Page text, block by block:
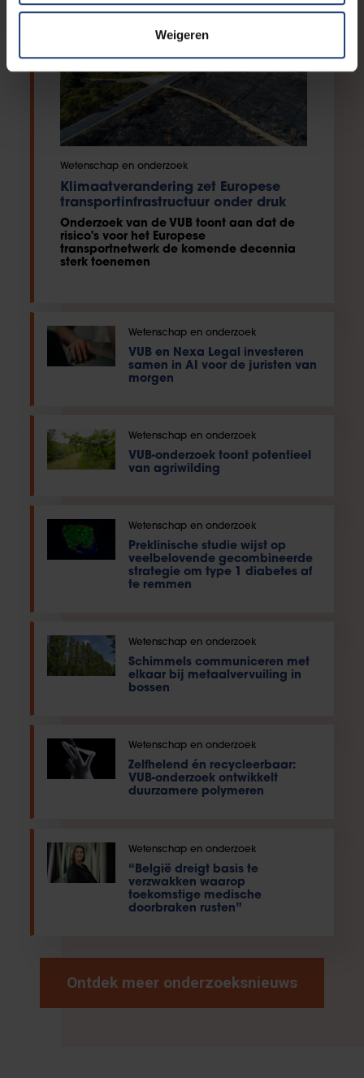
Weigeren
Wetenschap en onderzoek
Klimaatverandering zet Europese
transportinfrastructuur onder druk
Onderzoek van de VUB toont aan dat de
risico's voor het Europese
transportnetwerk de komende decennia
sterk toenemen
Wetenschap en onderzoek
VUB en Nexa Legal investeren
samen in AI voor de juristen van
morgen
Wetenschap en onderzoek
VUB-onderzoek toont potentieel
van agriwilding
Wetenschap en onderzoek
Preklinische studie wijst op
veelbelovende gecombineerde
strategie om type 1 diabetes af
te remmen
Wetenschap en onderzoek
Schimmels communiceren met
elkaar bij metaalvervuiling in
bossen
Wetenschap en onderzoek
Zelfhelend én recycleerbaar:
VUB-onderzoek ontwikkelt
duurzamere polymeren
Wetenschap en onderzoek
“België dreigt basis te
verzwakken waarop
toekomstige medische
doorbraken rusten”
Ontdek meer onderzoeksnieuws